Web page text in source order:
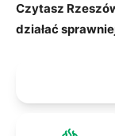
Czytasz
działać